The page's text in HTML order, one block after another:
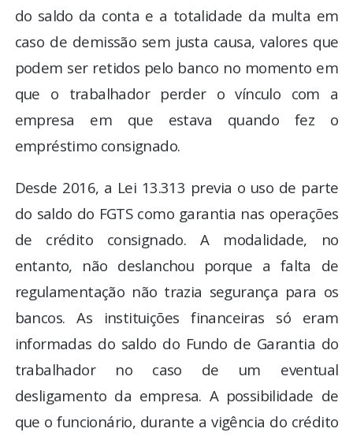
do saldo da conta e a totalidade da multa em
caso de demissão sem justa causa, valores que
podem ser retidos pelo banco no momento em
que o trabalhador perder o vínculo com a
empresa em que estava quando fez o
empréstimo consignado.
Desde 2016, a Lei 13.313 previa o uso de parte
do saldo do FGTS como garantia nas operações
de crédito consignado. A modalidade, no
entanto, não deslanchou porque a falta de
regulamentação não trazia segurança para os
bancos. As instituições financeiras só eram
informadas do saldo do Fundo de Garantia do
trabalhador no caso de um eventual
desligamento da empresa. A possibilidade de
que o funcionário, durante a vigência do crédito